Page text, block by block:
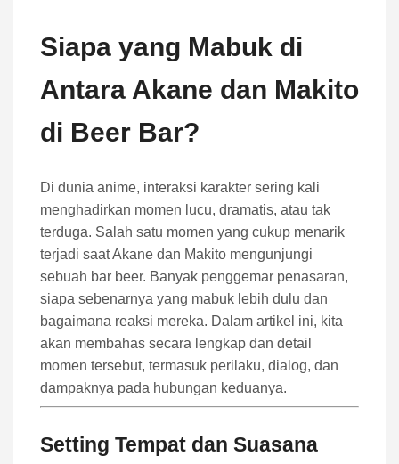
Siapa yang Mabuk di
Antara Akane dan Makito
di Beer Bar?
Di dunia anime, interaksi karakter sering kali
menghadirkan momen lucu, dramatis, atau tak
terduga. Salah satu momen yang cukup menarik
terjadi saat Akane dan Makito mengunjungi
sebuah bar beer. Banyak penggemar penasaran,
siapa sebenarnya yang mabuk lebih dulu dan
bagaimana reaksi mereka. Dalam artikel ini, kita
akan membahas secara lengkap dan detail
momen tersebut, termasuk perilaku, dialog, dan
dampaknya pada hubungan keduanya.
Setting Tempat dan Suasana